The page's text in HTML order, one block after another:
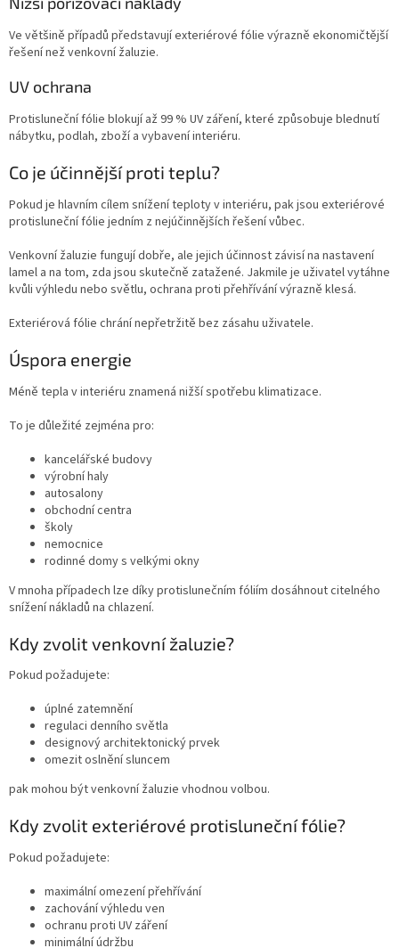
Ve většině případů představují exteriérové fólie výrazně ekonomičtější
řešení než venkovní žaluzie.
UV ochrana
Protisluneční fólie blokují až 99 % UV záření, které způsobuje blednutí
nábytku, podlah, zboží a vybavení interiéru.
Co je účinnější proti teplu?
Pokud je hlavním cílem snížení teploty v interiéru, pak jsou exteriérové
protisluneční fólie jedním z nejúčinnějších řešení vůbec.
Venkovní žaluzie fungují dobře, ale jejich účinnost závisí na nastavení
lamel a na tom, zda jsou skutečně zatažené. Jakmile je uživatel vytáhne
kvůli výhledu nebo světlu, ochrana proti přehřívání výrazně klesá.
Exteriérová fólie chrání nepřetržitě bez zásahu uživatele.
Úspora energie
Méně tepla v interiéru znamená nižší spotřebu klimatizace.
To je důležité zejména pro:
kancelářské budovy
výrobní haly
autosalony
obchodní centra
školy
nemocnice
rodinné domy s velkými okny
V mnoha případech lze díky protislunečním fóliím dosáhnout citelného
snížení nákladů na chlazení.
Kdy zvolit venkovní žaluzie?
Pokud požadujete:
úplné zatemnění
regulaci denního světla
designový architektonický prvek
omezit oslnění sluncem
pak mohou být venkovní žaluzie vhodnou volbou.
Kdy zvolit exteriérové protisluneční fólie?
Pokud požadujete:
maximální omezení přehřívání
zachování výhledu ven
ochranu proti UV záření
minimální údržbu